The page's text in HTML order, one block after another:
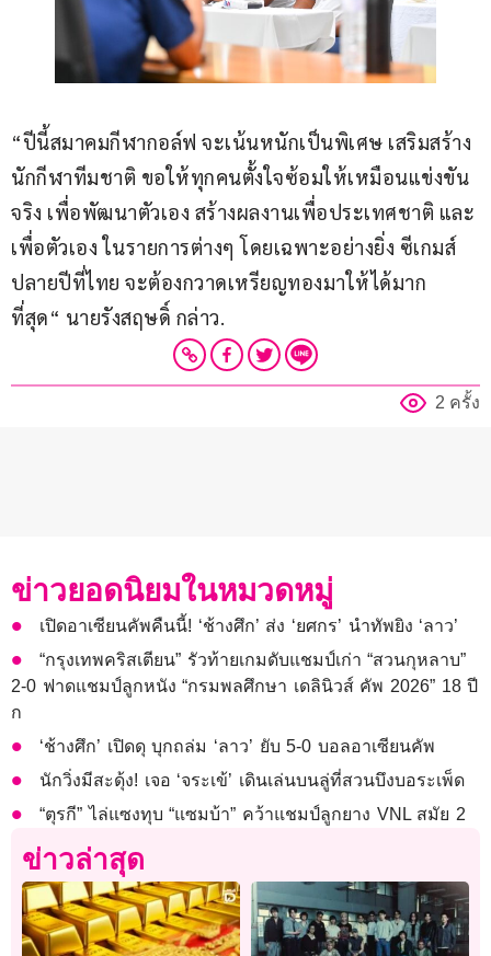
“ปีนี้สมาคมกีฬากอล์ฟ จะเน้นหนักเป็นพิเศษ เสริมสร้าง
นักกีฬาทีมชาติ ขอให้ทุกคนตั้งใจซ้อมให้เหมือนแข่งขัน
จริง เพื่อพัฒนาตัวเอง สร้างผลงานเพื่อประเทศชาติ และ
เพื่อตัวเอง ในรายการต่างๆ โดยเฉพาะอย่างยิ่ง ซีเกมส์
ปลายปีที่ไทย จะต้องกวาดเหรียญทองมาให้ได้มาก
ที่สุด“ นายรังสฤษดิ์ กล่าว.
2 ครั้ง
ข่าวยอดนิยมในหมวดหมู่
เปิดอาเซียนคัพคืนนี้! ‘ช้างศึก’ ส่ง ‘ยศกร’ นำทัพยิง ‘ลาว’
“กรุงเทพคริสเตียน” รัวท้ายเกมดับแชมป์เก่า “สวนกุหลาบ”
2-0 ฟาดแชมป์ลูกหนัง “กรมพลศึกษา เดลินิวส์ คัพ 2026” 18 ปี
ก
‘ช้างศึก’ เปิดดุ บุกถล่ม ‘ลาว’ ยับ 5-0 บอลอาเซียนคัพ
นักวิ่งมีสะดุ้ง! เจอ ‘จระเข้’ เดินเล่นบนลู่ที่สวนบึงบอระเพ็ด
“ตุรกี” ไล่แซงทุบ “แซมบ้า” คว้าแชมป์ลูกยาง VNL สมัย 2
ข่าวล่าสุด